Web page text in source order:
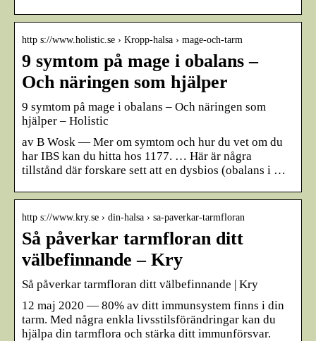
http s://www.holistic.se › Kropp-halsa › mage-och-tarm
9 symtom på mage i obalans –
Och näringen som hjälper
9 symtom på mage i obalans – Och näringen som
hjälper – Holistic
av B Wosk — Mer om symtom och hur du vet om du
har IBS kan du hitta hos 1177. … Här är några
tillstånd där forskare sett att en dysbios (obalans i …
http s://www.kry.se › din-halsa › sa-paverkar-tarmfloran
Så påverkar tarmfloran ditt
välbefinnande – Kry
Så påverkar tarmfloran ditt välbefinnande | Kry
12 maj 2020 — 80% av ditt immunsystem finns i din
tarm. Med några enkla livsstilsförändringar kan du
hjälpa din tarmflora och stärka ditt immunförsvar.